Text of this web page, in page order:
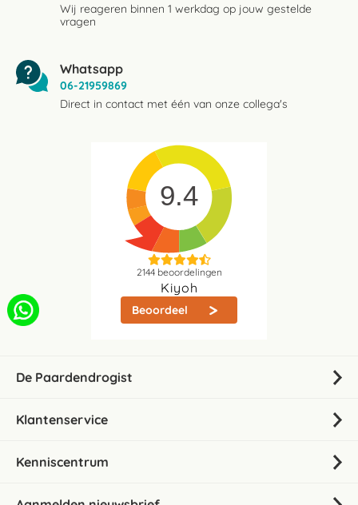
Wij reageren binnen 1 werkdag op jouw gestelde
vragen
Whatsapp
06-21959869
Direct in contact met één van onze collega's
9.4
2144beoordelingen
Kiyoh
Beoordeel
De Paardendrogist
Klantenservice
Kenniscentrum